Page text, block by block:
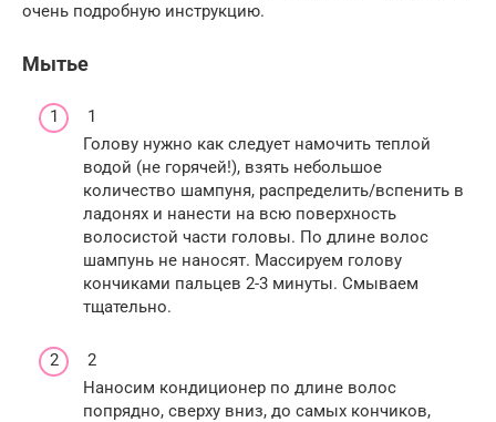
очень подробную инструкцию.
Мытье
1
Голову нужно как следует намочить теплой
водой (не горячей!), взять небольшое
количество шампуня, распределить/вспенить в
ладонях и нанести на всю поверхность
волосистой части головы. По длине волос
шампунь не наносят. Массируем голову
кончиками пальцев 2-3 минуты. Смываем
тщательно.
2
Наносим кондиционер по длине волос
попрядно, сверху вниз, до самых кончиков,